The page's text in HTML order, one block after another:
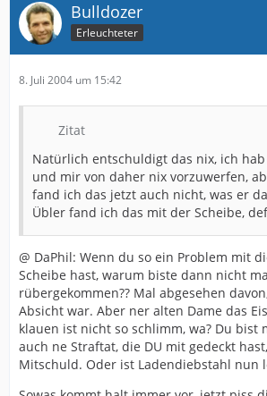
Bulldozer
Erleuchteter
8. Juli 2004 um 15:42
Zitat
Natürlich entschuldigt das nix, ich
und mir von daher nix vorzuwerfen,
fand ich das jetzt auch nicht, was er
Übler fand ich das mit der Scheibe,
@ DaPhil: Wenn du so ein Problem mit
Scheibe hast, warum biste dann nicht
rübergekommen?? Mal abgesehen
Absicht war. Aber ner alten Dame das
klauen ist nicht so schlimm, wa? Du bist
auch ne Straftat, die DU mit gedeckt
Mitschuld. Oder ist Ladendiebstahl nun